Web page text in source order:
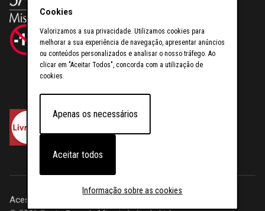
Proibido jogar a menores de 18 anos.
Acessibilidade
Cookies
Valorizamos a sua privacidade. Utilizamos cookies para
melhorar a sua experiência de navegação, apresentar anúncios
ou conteúdos personalizados e analisar o nosso tráfego. Ao
clicar em "Aceitar Todos", concorda com a utilização de
cookies.
Apenas os necessários
Aceitar todos
Informação sobre as cookies